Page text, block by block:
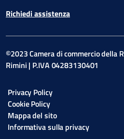
Richiedi assistenza
©2023 Camera di commercio della
Rimini | P.IVA 04283130401
Privacy Policy
Cookie Policy
Mappa del sito
Informativa sulla privacy